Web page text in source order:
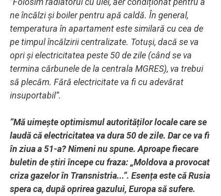
ne încălzi și boiler pentru apă caldă. În general,
temperatura în apartament este similară cu cea de
pe timpul încălzirii centralizate. Totuși, dacă se va
opri și electricitatea peste 50 de zile (când se va
termina cărbunele de la centrala MGRES), va trebui
să plecăm. Fără electricitate va fi cu adevărat
insuportabil”.
”Mă uimește optimismul autorităților locale care se
laudă că electricitatea va dura 50 de zile. Dar ce va fi
în ziua a 51-a? Nimeni nu spune. Aproape fiecare
buletin de știri începe cu fraza: „Moldova a provocat
criza gazelor în Transnistria...”. Esența este că Rusia
spera ca, după oprirea gazului, Europa să sufere.